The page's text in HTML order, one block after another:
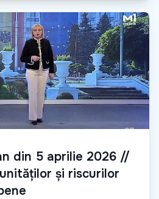
din 5 aprilie 2026 //
și riscurilor